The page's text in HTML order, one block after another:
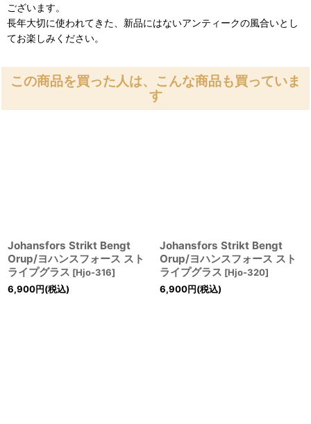
ございます。
長年大切に使われてきた、新品にはないアンティークの風合いとし
てお楽しみください。
この商品を買った人は、こんな商品も買っていま
す
Johansfors Strikt Bengt
Orup/ヨハンスフォース スト
ライプグラス [Hjo-316]
6,900円(税込)
Johansfors Strikt Bengt
Orup/ヨハンスフォース スト
ライプグラス [Hjo-320]
6,900円(税込)